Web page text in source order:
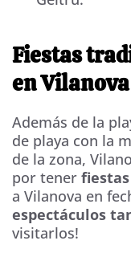
Fiestas
en
Además de la
de playa con la
de la zona,
por tener
a Vilanova en
espectáculos
visitarlos!